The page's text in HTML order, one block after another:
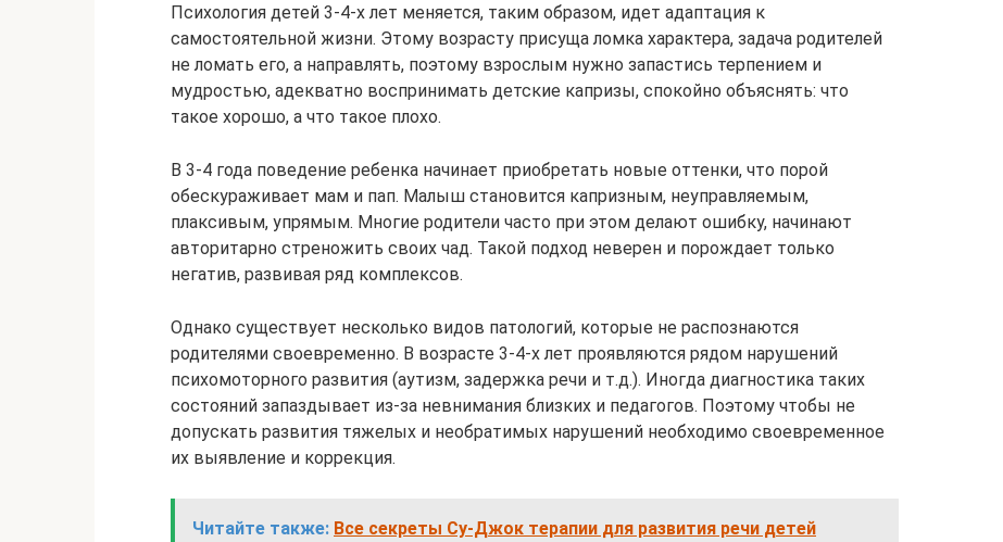
Психология детей 3-4-х лет меняется, таким образом, идет адаптация к
самостоятельной жизни. Этому возрасту присуща ломка характера, задача родителей
не ломать его, а направлять, поэтому взрослым нужно запастись терпением и
мудростью, адекватно воспринимать детские капризы, спокойно объяснять: что
такое хорошо, а что такое плохо.
В 3-4 года поведение ребенка начинает приобретать новые оттенки, что порой
обескураживает мам и пап. Малыш становится капризным, неуправляемым,
плаксивым, упрямым. Многие родители часто при этом делают ошибку, начинают
авторитарно стреножить своих чад. Такой подход неверен и порождает только
негатив, развивая ряд комплексов.
Однако существует несколько видов патологий, которые не распознаются
родителями своевременно. В возрасте 3-4-х лет проявляются рядом нарушений
психомоторного развития (аутизм, задержка речи и т.д.). Иногда диагностика таких
состояний запаздывает из-за невнимания близких и педагогов. Поэтому чтобы не
допускать развития тяжелых и необратимых нарушений необходимо своевременное
их выявление и коррекция.
Читайте также: Все секреты Су-Джок терапии для развития речи детей